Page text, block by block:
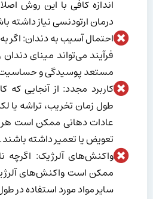
اندازه کافی با این روش
درمان ارتودنسی نیاز داشته
احتمال آسیب به دندان: اگر
فرآیند می‌تواند مینای
مستعد پوسیدگی و
کاربرد مجدد: از آنجایی که
طول زمان تخریب، تراشه یا
عادات دهانی ممکن است هر
تعویض یا تعمیر داشته باشند.
واکنش‌های آلرژیک: اگرچه
ممکن است واکنش‌های
سایر مواد مورد استفاده در